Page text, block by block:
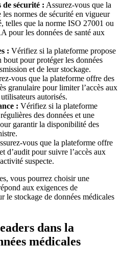
sécurité : Assurez-vous que la
normes de sécurité en vigueur
telles que la norme ISO 27001 ou
pour les données de santé aux
: Vérifiez si la plateforme propose
pour protéger les données
et de leur stockage.
vous que la plateforme offre des
granulaire pour limiter l’accès aux
autorisés.
: Vérifiez si la plateforme
des données et une
garantir la disponibilité des
vous que la plateforme offre
d’audit pour suivre l’accès aux
suspecte.
vous pourrez choisir une
aux exigences de
le stockage de données médicales
dans la
médicales